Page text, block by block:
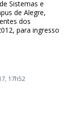
Sistemas e
de Alegre,
dos
para ingresso
17h52